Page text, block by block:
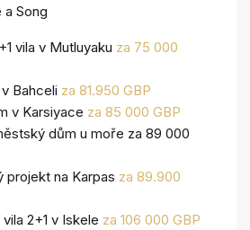
a Song
vila v Mutluyaku za 75 000
Bahceli za 81.950 GBP
v Karsiyace za 85 000 GBP
dům u moře za 89 000
projekt na Karpas za 89.900
2+1 v Iskele za 106 000 GBP